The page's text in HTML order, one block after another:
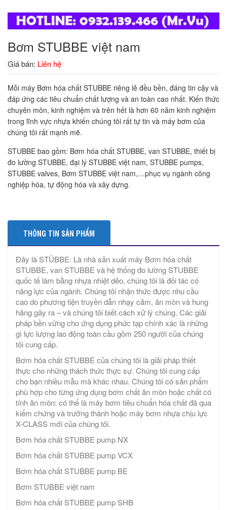
Bơm STUBBE việt nam
Giá bán: Liên hệ
Mỗi máy Bơm hóa chất STUBBE riêng lẻ đều bền, đáng tin cậy và
đáp ứng các tiêu chuẩn chất lượng và an toàn cao nhất. Kiến thức
chuyên môn, kinh nghiệm và trên hết là hơn 60 năm kinh nghiệm
trong lĩnh vực nhựa khiến chúng tôi rất tự tin và máy bơm của
chúng tôi rất mạnh mẽ.
STUBBE bao gồm: Bơm hóa chất STUBBE, van STUBBE, thiết bị
đo lường STUBBE, đại lý STUBBE việt nam, STUBBE pumps,
STUBBE valves, Bơm STUBBE việt nam,…phục vụ ngành công
nghiệp hóa, tự động hóa và xây dựng.
THÔNG TIN SẢN PHẨM
Đây là STÜBBE. Là nhà sản xuất máy Bơm hóa chất
STUBBE, van STUBBE và hệ thống đo lường STUBBE
quốc tế làm bằng nhựa nhiệt dẻo, chúng tôi là đối tác có
năng lực của ngành. Chúng tôi nhận thức được nhu cầu
cao do phương tiện truyền dẫn nhạy cảm, ăn mòn và hung
hăng gây ra – và chúng tôi biết cách xử lý chúng. Các giải
pháp bền vững cho ứng dụng phức tạp chính xác là những
gì lực lượng lao động toàn cầu gồm 250 người của chúng
tôi cung cấp.
Bơm hóa chất STUBBE của chúng tôi là giải pháp thiết
thực cho những thách thức thực sự. Chúng tôi cung cấp
cho bạn nhiều mẫu mã khác nhau. Chúng tôi có sản phẩm
phù hợp cho từng ứng dụng bơm chất ăn mòn hoặc chất có
tính ăn mòn: có thể là máy bơm tiêu chuẩn hóa chất đã qua
kiểm chứng và trưởng thành hoặc máy bơm nhựa chịu lực
X-CLASS mới của chúng tôi.
Bơm hóa chất STUBBE pump NX
Bơm hóa chất STUBBE pump VCX
Bơm hóa chất STUBBE pump BE
Bơm STUBBE việt nam
Bơm hóa chất STUBBE pump SHB